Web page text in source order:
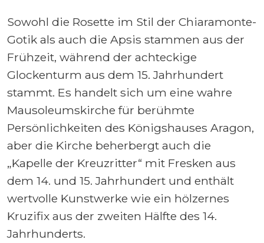
Sowohl die Rosette im Stil der Chiaramonte-
Gotik als auch die Apsis stammen aus der
Frühzeit, während der achteckige
Glockenturm aus dem 15. Jahrhundert
stammt. Es handelt sich um eine wahre
Mausoleumskirche für berühmte
Persönlichkeiten des Königshauses Aragon,
aber die Kirche beherbergt auch die
„Kapelle der Kreuzritter“ mit Fresken aus
dem 14. und 15. Jahrhundert und enthält
wertvolle Kunstwerke wie ein hölzernes
Kruzifix aus der zweiten Hälfte des 14.
Jahrhunderts.